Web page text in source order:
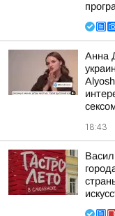
Анна
18:43